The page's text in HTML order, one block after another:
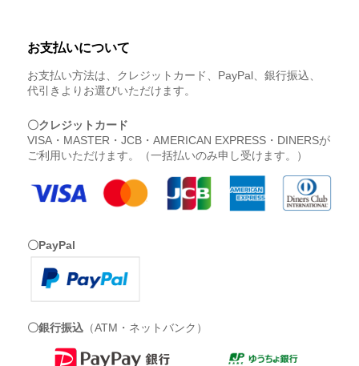
お支払いについて
お支払い方法は、クレジットカード、PayPal、銀行振込、
代引きよりお選びいただけます。
〇クレジットカード
VISA・MASTER・JCB・AMERICAN EXPRESS・DINERSが
ご利用いただけます。（一括払いのみ申し受けます。）
〇PayPal
〇銀行振込 （ATM・ネットバンク）